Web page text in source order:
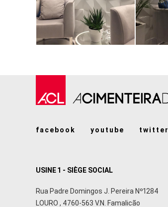
facebook youtube twitter
USINE 1 - SIÈGE SOCIAL
Rua Padre Domingos J. Pereira Nº1284
LOURO , 4760-563 V.N. Famalicão